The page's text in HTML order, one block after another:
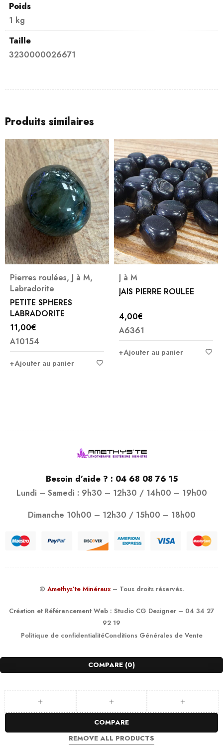
Poids
1 kg
Taille
3230000026671
Produits similaires
Pierres roulées, J à M,
Labradorite
PETITE SPHERES
LABRADORITE
11,00€
A10154
Ajouter au panier
J à M
JAIS PIERRE ROULEE
4,00€
A6361
Ajouter au panier
Besoin d’aide ? : 04 68 08 76 15
Lundi – Samedi : 9h30 – 12h30 / 14h00 – 19h00
Dimanche 10h00 – 12h30 / 15h00 – 18h00
© Amethys’te Minéraux – Tous droits réservés.
Création et Référencement Web : Studio CG Designer– 04 34 27
92 19
Politique de confidentialitéConditions Générales de Vente
COMPARE (0)
COMPARE
REMOVE ALL PRODUCTS